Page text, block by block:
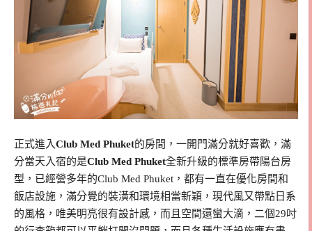
正式進入Club Med Phuket的房間，一開門滿分就好喜歡，滿
分當天入宿的是Club Med Phuket全新升級的標準房帶陽台房
型，已經營多年的Club Med Phuket，都有一直在優化房間和
飯店設施，滿分覺的裝潢和環境相當新穎，現代風又帶點日系
的風格，唯美明亮很有設計感，而且空間還蠻大滴，二個29吋